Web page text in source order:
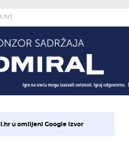
u omiljeni Google izvor